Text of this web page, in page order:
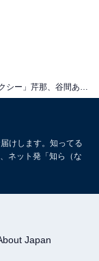
けします。知ってる
ネット発「知ら（な
Japan